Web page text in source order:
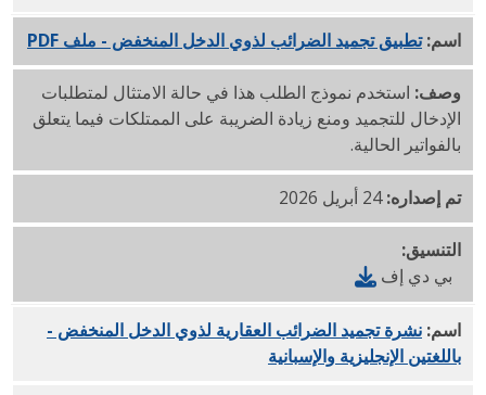
اسم:تطبيق تجميد الضرائب لذوي الدخل المنخفض - ملف PDF باللغة
وصف:استخدم نموذج الطلب هذا في حالة الامتثال لمتطلبات
الإدخال للتجميد ومنع زيادة الضريبة على الممتلكات فيما يتعلق
بالفواتير الحالية.
تم إصداره:24 أبريل 2026
التنسيق:
بي دي إف
اسم:نشرة تجميد الضرائب العقارية لذوي الدخل المنخفض -PDF
باللغتين الإنجليزية والإسبانية